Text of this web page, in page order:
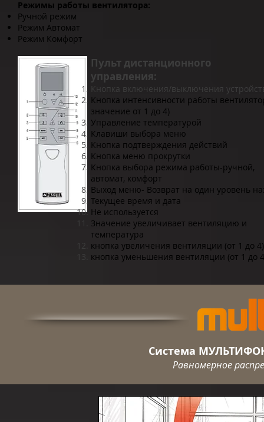
Режимы работы вентилятора:
Ручной режим
Режим Автомат
Режим Комфорт
Пульт дистанционного
управления:​
Кнопка включения/выключения
Кнопка интенсивности работы
значение от 1 до 4)
Управление температурой
Клавиши выбора меню
Кнопка подтверждения действий
Кнопка меню прокрутки
Кнопка выбора режима работы-ручной,
автомат, комфорт
Выход меню- Возврат на один уровень
Текущее время и дата
Не используется
Значение увеличивает вентиляцию и
температура
кнопка увеличения вентиляции (от 1 до 4)
кнопка уменьшения вентиляции (от 1 до
Система
Равномерное